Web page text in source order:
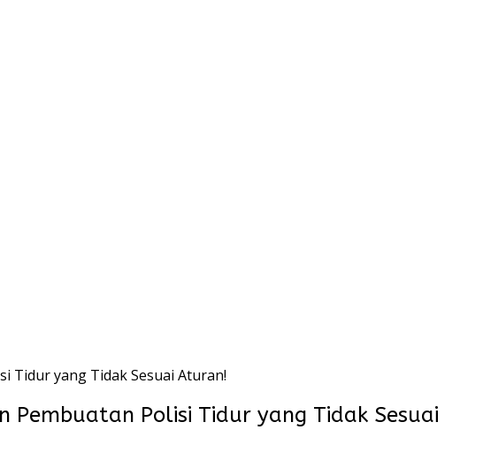
Tidur yang Tidak Sesuai Aturan!
Pembuatan Polisi Tidur yang Tidak Sesuai